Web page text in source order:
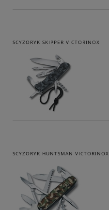
SCYZORYK SKIPPER VICTORINOX
SCYZORYK HUNTSMAN VICTORINOX